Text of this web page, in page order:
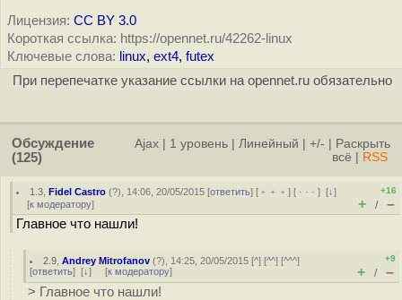
Лицензия: CC BY 3.0
Короткая ссылка: https://opennet.ru/42262-linux
Ключевые слова: linux, ext4, futex
При перепечатке указание ссылки на opennet.ru обязательно
Обсуждение
(125)
Ajax 1 уровень Линейный +/-
Раскрыть
всё
RSS
1.3 ,Fidel Castro (?), 14:06, 20/05/2015 [ответить] [ ﹢﹢﹢] [ · · ·][↓]
[к модератору]
+16
+ / –
Главное что нашли!
2.9 ,Andrey Mitrofanov (?), 14:25, 20/05/2015 [^] [^^] [^^^]
[ответить] [↓] [к модератору]
+9
+ / –
> Главное что нашли!